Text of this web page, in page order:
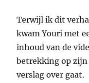
Terwijl ik dit
kwam Youri met
inhoud van de
betrekking op zijn
verslag over gaat.